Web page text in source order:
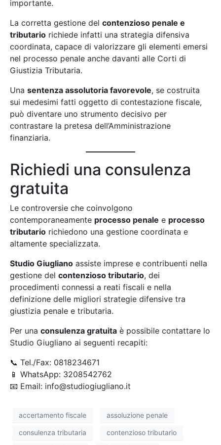
importante.
La corretta gestione del contenzioso penale e
tributario richiede infatti una strategia difensiva
coordinata, capace di valorizzare gli elementi emersi
nel processo penale anche davanti alle Corti di
Giustizia Tributaria.
Una sentenza assolutoria favorevole, se costruita
sui medesimi fatti oggetto di contestazione fiscale,
può diventare uno strumento decisivo per
contrastare la pretesa dell’Amministrazione
finanziaria.
Richiedi una consulenza
gratuita
Le controversie che coinvolgono
contemporaneamente processo penale e processo
tributario richiedono una gestione coordinata e
altamente specializzata.
Studio Giugliano assiste imprese e contribuenti nella
gestione del contenzioso tributario, dei
procedimenti connessi a reati fiscali e nella
definizione delle migliori strategie difensive tra
giustizia penale e tributaria.
Per una consulenza gratuita è possibile contattare lo
Studio Giugliano ai seguenti recapiti:
📞 Tel./Fax: 0818234671
📱 WhatsApp: 3208542762
📧 Email: info@studiogiugliano.it
accertamento fiscale assoluzione penale
consulenza tributaria contenzioso tributario